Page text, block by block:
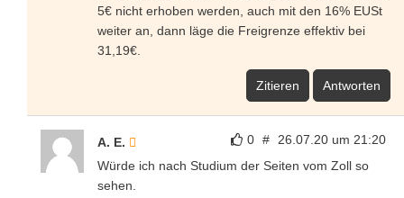
5€ nicht erhoben werden, auch mit den 16% EUSt
weiter an, dann läge die Freigrenze effektiv bei
31,19€.
Zitieren Antworten
0 # 26.07.20 um 21:20
A. E.
Würde ich nach Studium der Seiten vom Zoll so
sehen.